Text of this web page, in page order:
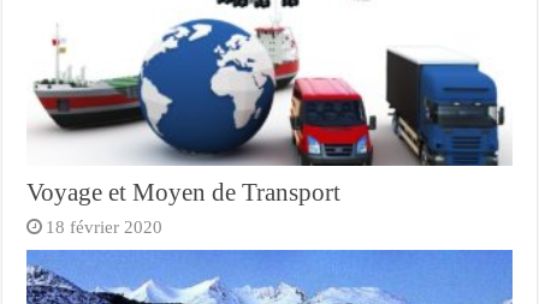
Voyage et Moyen de Transport
18 février 2020